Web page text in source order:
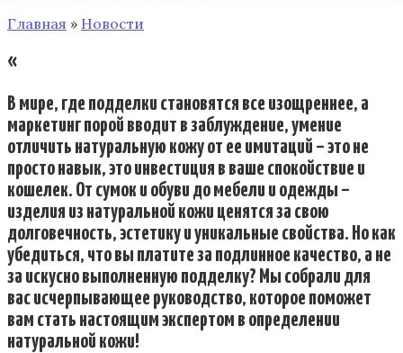
Главная » Новости
«
В мире, где подделки становятся все изощреннее, а
маркетинг порой вводит в заблуждение, умение
отличить натуральную кожу от ее имитаций – это не
просто навык, это инвестиция в ваше спокойствие и
кошелек. От сумок и обуви до мебели и одежды –
изделия из натуральной кожи ценятся за свою
долговечность, эстетику и уникальные свойства. Но как
убедиться, что вы платите за подлинное качество, а не
за искусно выполненную подделку? Мы собрали для
вас исчерпывающее руководство, которое поможет
вам стать настоящим экспертом в определении
натуральной кожи!